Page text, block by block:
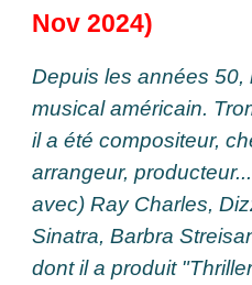
Nov 2024)
Depuis les années 50,
musical américain.
il a été compositeur,
arrangeur,
avec) Ray Charles,
Sinatra, Barbra
dont il a produit